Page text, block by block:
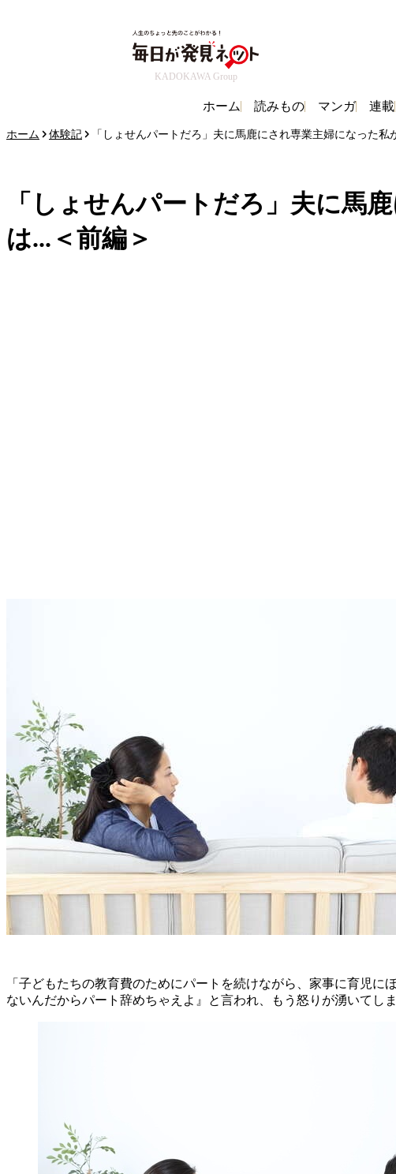
KADOKAWA Group
ホーム 読みもの マンガ 連載
ホーム 体験記 「しょせんパートだろ」夫に馬鹿にされ専業主婦になった
「しょせんパートだろ」夫に馬
は...＜前編＞
「子どもたちの教育費のためにパートを続けながら、家事に育児
ないんだからパート辞めちゃえよ』と言われ、もう怒りが湧いてしま